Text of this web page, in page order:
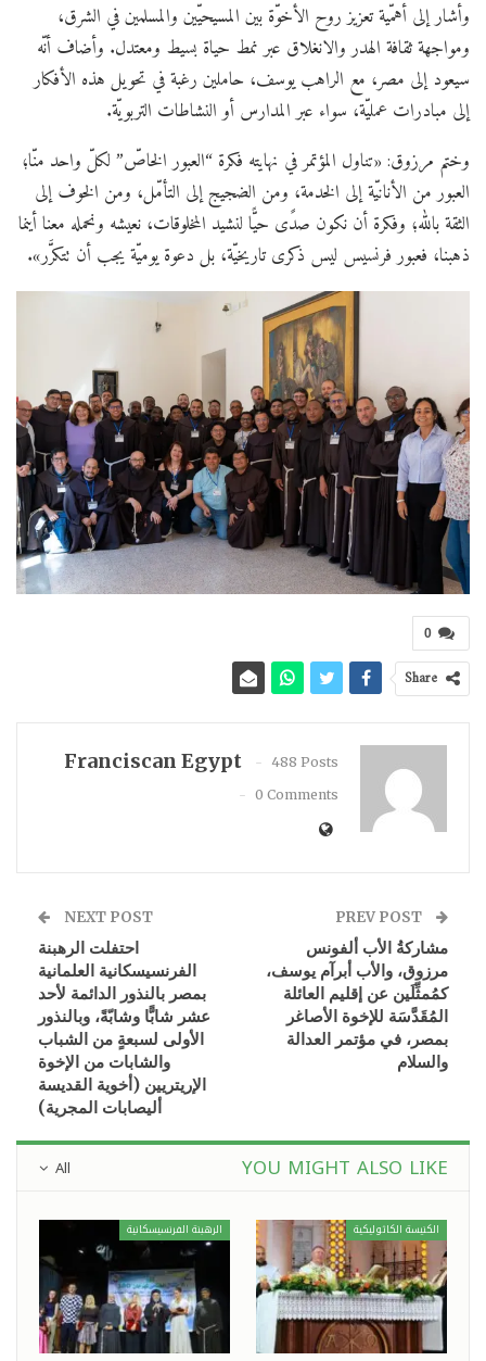
وأشار إلى أهمّية تعزيز روح الأخوّة بين المسيحيّين والمسلمين في الشرق،
ومواجهة ثقافة الهدر والانغلاق عبر نمط حياة بسيط ومعتدل. وأضاف أنّه
سيعود إلى مصر، مع الراهب يوسف، حاملين رغبة في تحويل هذه الأفكار
إلى مبادرات عمليّة، سواء عبر المدارس أو النشاطات التربويّة.
وختم مرزوق: «تناول المؤتمر في نهايته فكرة “العبور الخاصّ” لكلّ واحد منّا؛
العبور من الأنانيّة إلى الخدمة، ومن الضجيج إلى التأمّل، ومن الخوف إلى
الثقة بالله؛ وفكرة أن نكون صدًى حيًّا لنشيد المخلوقات، نعيشه ونحمله معنا أينما
ذهبنا، فعبور فرنسيس ليس ذكرى تاريخيّة، بل دعوة يوميّة يجب أن تتكرَّر».
0
Share
Franciscan Egypt
488 Posts
0 Comments
مشاركةُ الأب ألفونس
مرزوق، والأب أبرآم يوسف،
كمُمثِّلَين عن إقليم العائلة
المُقَدَّسَة للإخوة الأصاغر
بمصر، في مؤتمر العدالة
والسلام
NEXT POST
احتفلت الرهبنة
الفرنسيسكانية العلمانية
بمصر بالنذور الدائمة لأحد
عشر شابًّا وشابّةً، وبالنذور
الأولى لسبعةٍ من الشباب
والشابات من الإخوة
الإريتريين (أخوية القديسة
أليصابات المجرية)
All YOU MIGHT ALSO LIKE
الكنيسة الكاثوليكية الرهبنة الفرنسيسكانية